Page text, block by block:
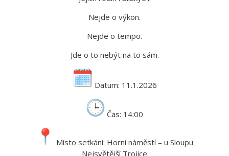
Nejde o výkon.
Nejde o tempo.
Jde o to nebýt na to sám.
Datum: 11.1.2026
Čas: 14:00
Místo setkání: Horní náměstí – u Sloupu
Nejsvětější Trojice